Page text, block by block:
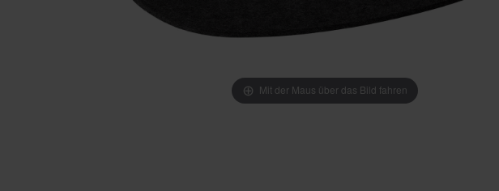
Mit der Maus über das Bild fahren